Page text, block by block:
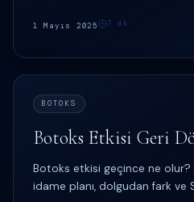
1 Mayıs 2025 7 dk
BOTOKS
Botoks Etkisi Geri
Botoks etkisi geçince ne olur?
idame planı, dolgudan fark ve